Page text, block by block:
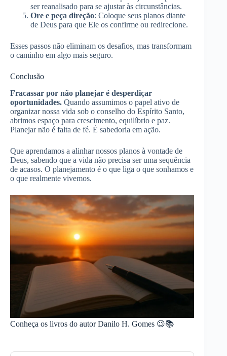
ser reanalisado para se ajustar às circunstâncias.
Ore e peça direção: Coloque seus planos diante
de Deus para que Ele os confirme ou redirecione.
Esses passos não eliminam os desafios, mas transformam
o caminho em algo mais seguro.
Conclusão
Fracassar por não planejar é desperdiçar
oportunidades. Quando assumimos o papel ativo de
organizar nossa vida sob o conselho do Espírito Santo,
abrimos espaço para crescimento, equilíbrio e paz.
Planejar não é falta de fé. É sabedoria em ação.
Que aprendamos a alinhar nossos planos à vontade de
Deus, sabendo que a vida não precisa ser uma sequência
de acasos. O planejamento é o que liga o que sonhamos e
o que realmente vivemos.
Conheça os livros do autor Danilo H. Gomes 😉📚